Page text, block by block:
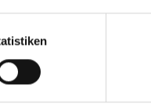
63.9
69.0
40.0